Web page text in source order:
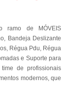
ramo de MÓVEIS
Bandeja Deslizante
Régua Pdu, Régua
e Suporte para
de profissionais
modernos, que